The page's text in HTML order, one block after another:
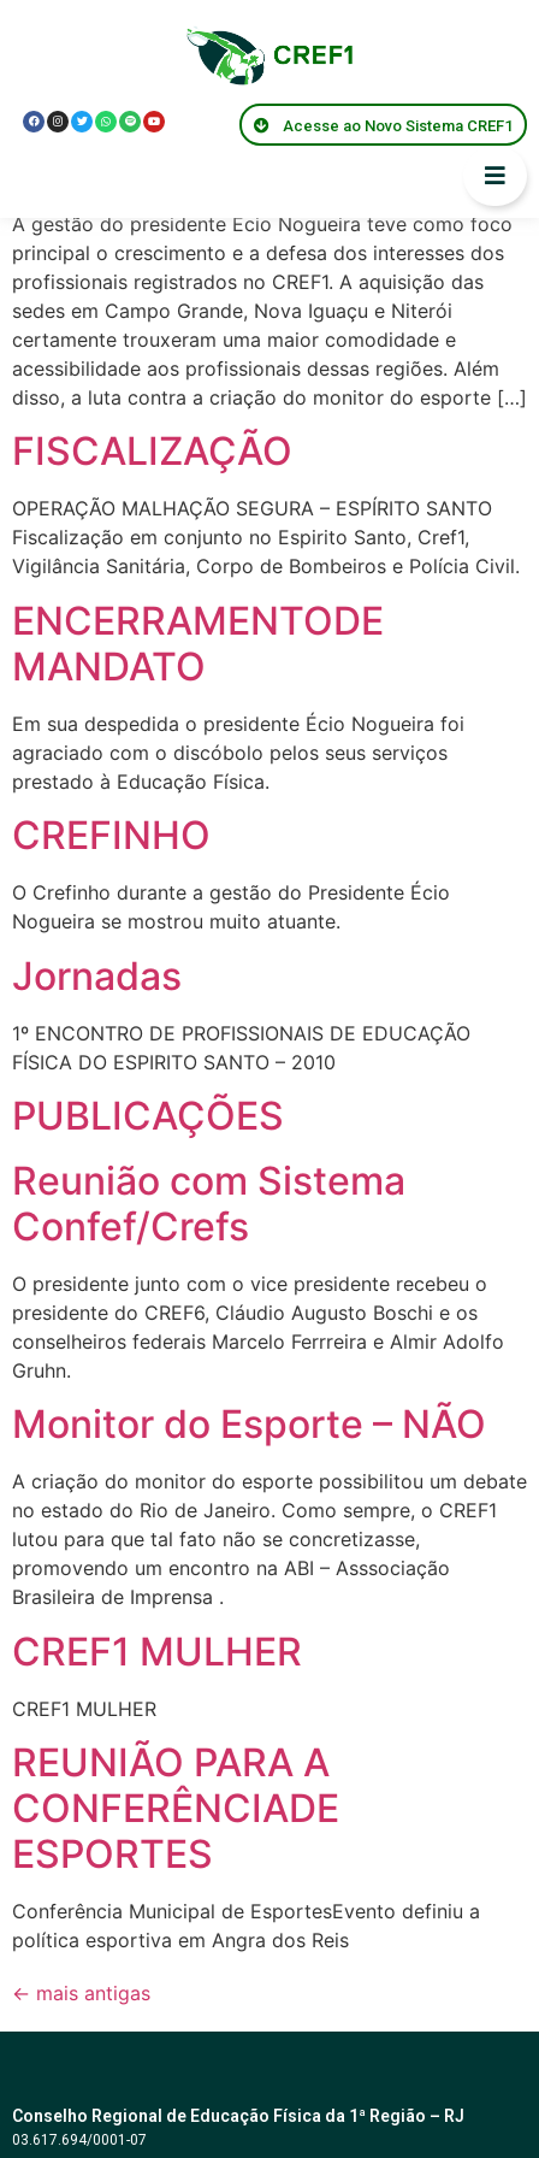
Acesse ao Novo Sistema CREF1
Presidentes:Écio
Nogueira
A gestão do presidente Écio Nogueira teve como foco
principal o crescimento e a defesa dos interesses dos
profissionais registrados no CREF1. A aquisição das
sedes em Campo Grande, Nova Iguaçu e Niterói
certamente trouxeram uma maior comodidade e
acessibilidade aos profissionais dessas regiões. Além
disso, a luta contra a criação do monitor do esporte […]
FISCALIZAÇÃO
OPERAÇÃO MALHAÇÃO SEGURA – ESPÍRITO SANTO
Fiscalização em conjunto no Espirito Santo, Cref1,
Vigilância Sanitária, Corpo de Bombeiros e Polícia Civil.
ENCERRAMENTODE
MANDATO
Em sua despedida o presidente Écio Nogueira foi
agraciado com o discóbolo pelos seus serviços
prestado à Educação Física.
CREFINHO
O Crefinho durante a gestão do Presidente Écio
Nogueira se mostrou muito atuante.
Jornadas
1º ENCONTRO DE PROFISSIONAIS DE EDUCAÇÃO
FÍSICA DO ESPIRITO SANTO – 2010
PUBLICAÇÕES
Reunião com Sistema
Confef/Crefs
O presidente junto com o vice presidente recebeu o
presidente do CREF6, Cláudio Augusto Boschi e os
conselheiros federais Marcelo Ferrreira e Almir Adolfo
Gruhn.
Monitor do Esporte – NÃO
A criação do monitor do esporte possibilitou um debate
no estado do Rio de Janeiro. Como sempre, o CREF1
lutou para que tal fato não se concretizasse,
promovendo um encontro na ABI – Asssociação
Brasileira de Imprensa .
CREF1 MULHER
CREF1 MULHER
REUNIÃO PARA A
CONFERÊNCIADE
ESPORTES
Conferência Municipal de EsportesEvento definiu a
política esportiva em Angra dos Reis
← mais antigas
Conselho Regional de Educação Física da 1ª Região – RJ
03.617.694/0001-07